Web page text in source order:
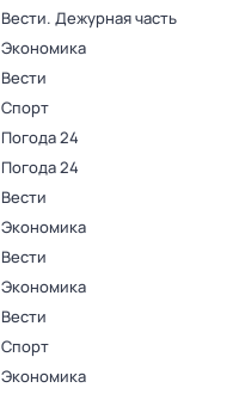
Вести. Дежурная часть
Экономика
Вести
Спорт
Погода 24
Погода 24
Вести
Экономика
Вести
Экономика
Вести
Спорт
Экономика